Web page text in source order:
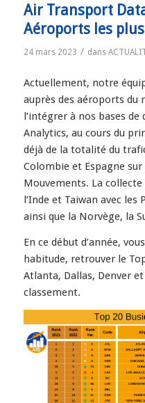
Air Transport
Aéroports les
24 mars 2023 / dans
Actuellement, notre
auprès des aéroports du
l’intégrer à nos bases de
Analytics, au cours du
déjà de la totalité du
Colombie et Espagne
Mouvements. La collecte
l’Inde et Taiwan avec
ainsi que la Norvège, la
En ce début d’année,
habitude, retrouver le
Atlanta, Dallas, Denver
classement.